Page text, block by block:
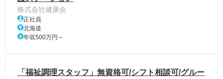
株式会社健康会
正社員
北海道
年収500万円～
「福祉調理スタッフ」無資格可/シフト相談可/グルー